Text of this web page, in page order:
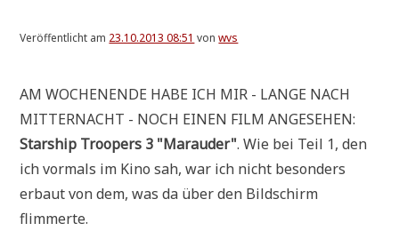
Veröffentlicht am 23.10.2013 08:51 vonwvs
AM WOCHEN­EN­DE HABE ICH MIR - LAN­GE NACH
MIT­TER­NACHT - NOCH EINEN FILM ANGE­SE­HEN:
Star­ship Tro­o­pers 3 "Mar­au­der". Wie bei Teil 1, den
ich vor­mals im Kino sah, war ich nicht beson­ders
erbaut von dem, was da über den Bild­schirm
flimmerte.